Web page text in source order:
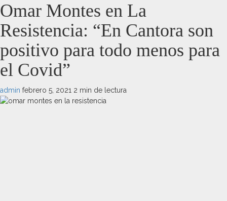
Omar Montes en La
Resistencia: “En Cantora son
positivo para todo menos para
el Covid”
admin febrero 5, 2021 2 min de lectura